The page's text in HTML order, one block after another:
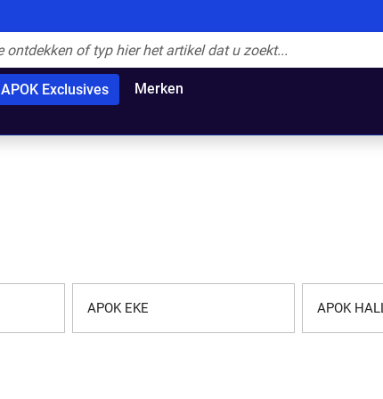
APOK Exclusives Merken
APOK EKE APOK